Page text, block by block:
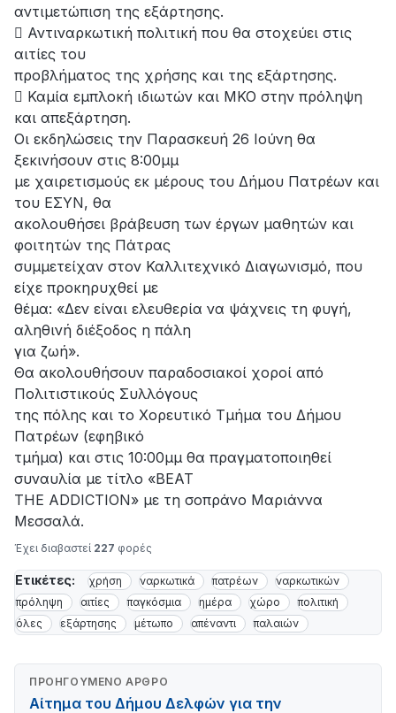
αντιμετώπιση της εξάρτησης.
 Αντιναρκωτική πολιτική που θα στοχεύει στις
αιτίες του
προβλήματος της χρήσης και της εξάρτησης.
 Καμία εμπλοκή ιδιωτών και ΜΚΟ στην πρόληψη
και απεξάρτηση.
Οι εκδηλώσεις την Παρασκευή 26 Ιούνη θα
ξεκινήσουν στις 8:00μμ
με χαιρετισμούς εκ μέρους του Δήμου Πατρέων και
του ΕΣΥΝ, θα
ακολουθήσει βράβευση των έργων μαθητών και
φοιτητών της Πάτρας
συμμετείχαν στον Καλλιτεχνικό Διαγωνισμό, που
είχε προκηρυχθεί με
θέμα: «Δεν είναι ελευθερία να ψάχνεις τη φυγή,
αληθινή διέξοδος η πάλη
για ζωή».
Θα ακολουθήσουν παραδοσιακοί χοροί από
Πολιτιστικούς Συλλόγους
της πόλης και το Χορευτικό Τμήμα του Δήμου
Πατρέων (εφηβικό
τμήμα) και στις 10:00μμ θα πραγματοποιηθεί
συναυλία με τίτλο «BEAT
THE ADDICTION» με τη σοπράνο Μαριάννα
Μεσσαλά.
Έχει διαβαστεί 227 φορές
Ετικέτες: χρήση ναρκωτικά πατρέων
ναρκωτικών
πρόληψη
αιτίες παγκόσμια ημέρα χώρο
πολιτική
όλες
εξάρτησης μέτωπο απέναντι παλαιών
ΠΡΟΗΓΟΎΜΕΝΟ ΆΡΘΡΟ
Αίτημα του Δήμου Δελφών για την